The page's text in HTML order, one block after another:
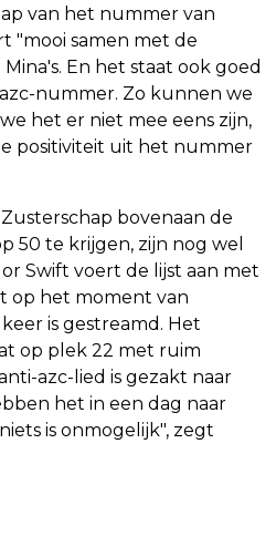
van het nummer van
"mooi samen met de
En het staat ook goed
nummer. Zo kunnen we
het er niet mee eens zijn,
positiviteit uit het nummer
bovenaan de
50 te krijgen, zijn nog wel
Swift voert de lijst aan met
op het moment van
is gestreamd. Het
op plek 22 met ruim
azc-lied is gezakt naar
het in een dag naar
is onmogelijk", zegt